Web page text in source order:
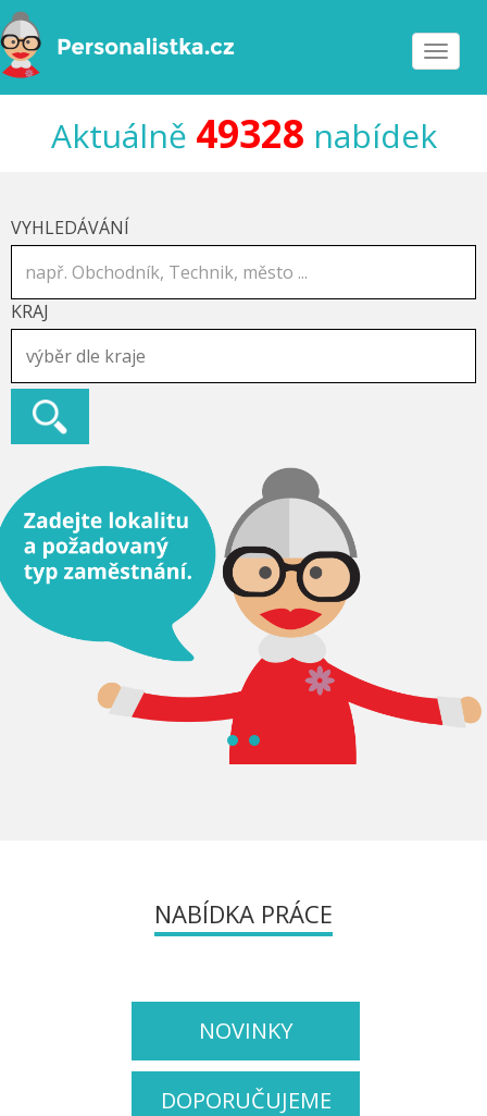
Toggle
Aktuálně 49328 nabídek
VYHLEDÁVÁNÍ
KRAJ
NABÍDKA PRÁCE
NOVINKY
DOPORUČUJEME